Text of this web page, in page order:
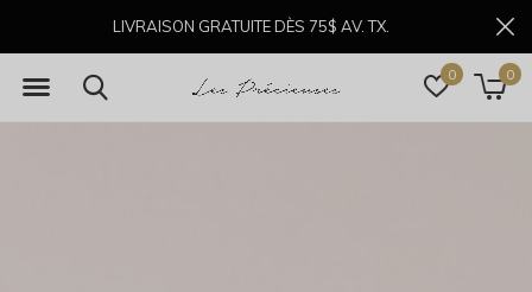
0 0
LIVRAISON GRATUITE DÈS 75$ AV. TX.